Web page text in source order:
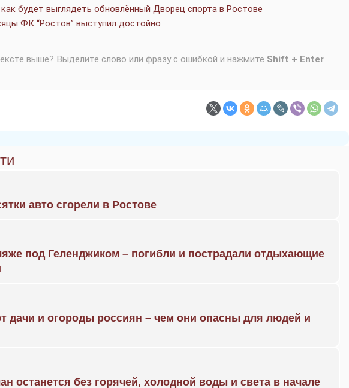
будет выглядеть обновлённый Дворец спорта в Ростове
ФК “Ростов” выступил достойно
выше? Выделите слово или фразу с ошибкой и нажмите Shift + Enter
авто сгорели в Ростове
под Геленджиком – погибли и пострадали отдыхающие
дачи и огороды россиян – чем они опасны для людей и
останется без горячей, холодной воды и света в начале